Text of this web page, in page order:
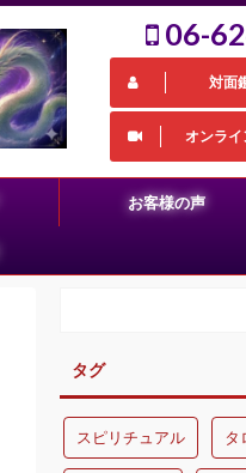
06-
対面
オンライ
お客様の声
タグ
スピリチュアル タ